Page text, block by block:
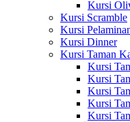
Kursi
Kursi Scramble
Kursi
Kursi Dinner
Kursi Taman
Kursi
Kursi
Kursi
Kursi
Kursi